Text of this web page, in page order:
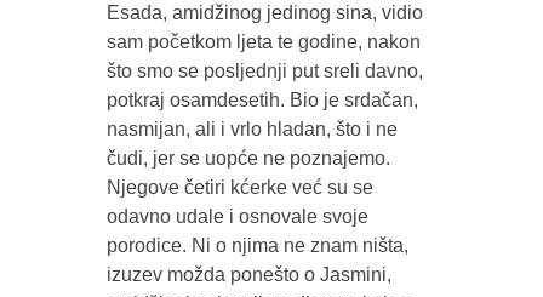
Esada, amidžinog jedinog sina, vidio
sam početkom ljeta te godine, nakon
što smo se posljednji put sreli davno,
potkraj osamdesetih. Bio je srdačan,
nasmijan, ali i vrlo hladan, što i ne
čudi, jer se uopće ne poznajemo.
Njegove četiri kćerke već su se
odavno udale i osnovale svoje
porodice. Ni o njima ne znam ništa,
izuzev možda ponešto o Jasmini,